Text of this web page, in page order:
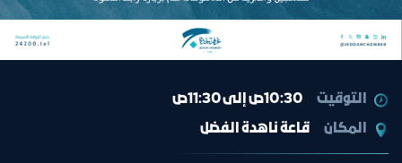
التوقيت
10:30ص إلى 11:30ص
المكان
قاعة ناهدة الفضل